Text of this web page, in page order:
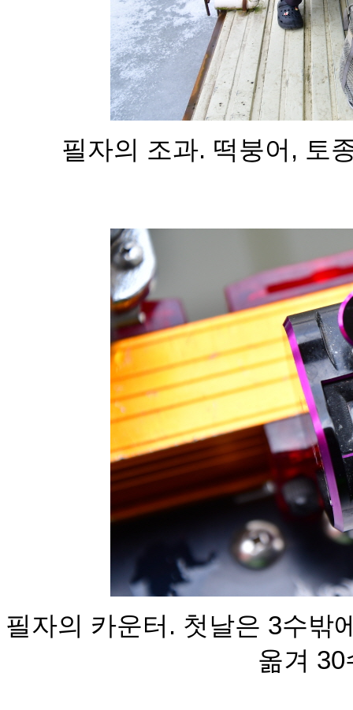
필자의 조과. 떡붕어, 토
필자의 카운터. 첫날은 3수밖
옮겨 30